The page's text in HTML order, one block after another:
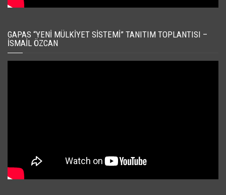
GAPAS “YENI MÜLKIYET SISTEMI” TANITIM TOPLANTISI –
İSMAIL ÖZCAN